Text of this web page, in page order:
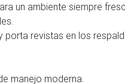
un ambiente siempre
porta revistas en los
manejo moderna.